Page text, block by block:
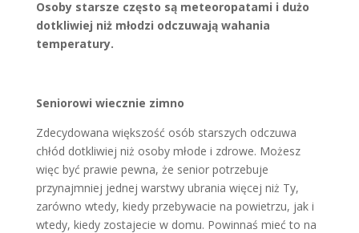
Osoby starsze często są meteoropatami i dużo
dotkliwiej niż młodzi odczuwają wahania
temperatury.
Seniorowi wiecznie zimno
Zdecydowana większość osób starszych odczuwa
chłód dotkliwiej niż osoby młode i zdrowe. Możesz
więc być prawie pewna, że senior potrzebuje
przynajmniej jednej warstwy ubrania więcej niż Ty,
zarówno wtedy, kiedy przebywacie na powietrzu, jak i
wtedy, kiedy zostajecie w domu. Powinnaś mieć to na